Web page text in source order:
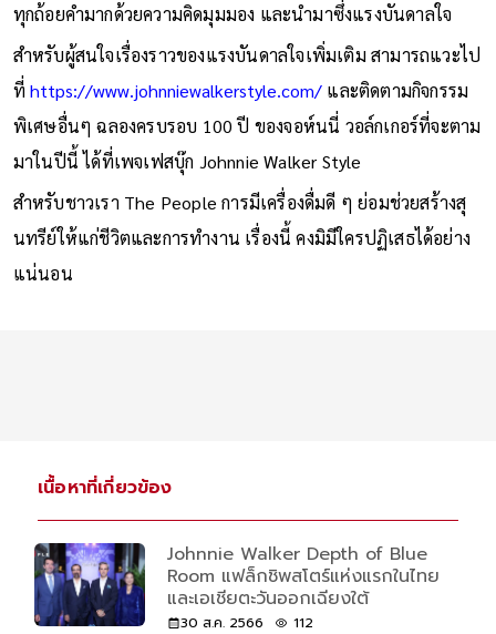
ทุกถ้อยคำมากด้วยความคิดมุมมอง และนำมาซึ่งแรงบันดาลใจ
สำหรับผู้สนใจเรื่องราวของแรงบันดาลใจเพิ่มเติม สามารถแวะไป
ที่https://www.johnniewalkerstyle.com/ และติดตามกิจกรรม
พิเศษอื่นๆ ฉลองครบรอบ 100 ปี ของจอห์นนี่ วอล์กเกอร์ที่จะตาม
มาในปีนี้ ได้ที่เพจเฟสบุ๊ก Johnnie Walker Style
สำหรับชาวเรา The People การมีเครื่องดื่มดี ๆ ย่อมช่วยสร้างสุ
นทรีย์ให้แก่ชีวิตและการทำงาน เรื่องนี้ คงมิมีใครปฏิเสธได้อย่าง
แน่นอน
เนื้อหาที่เกี่ยวข้อง
Johnnie Walker Depth of Blue
Room แฟล็กชิพสโตร์แห่งแรกในไทย
และเอเชียตะวันออกเฉียงใต้
30 ส.ค. 2566 112